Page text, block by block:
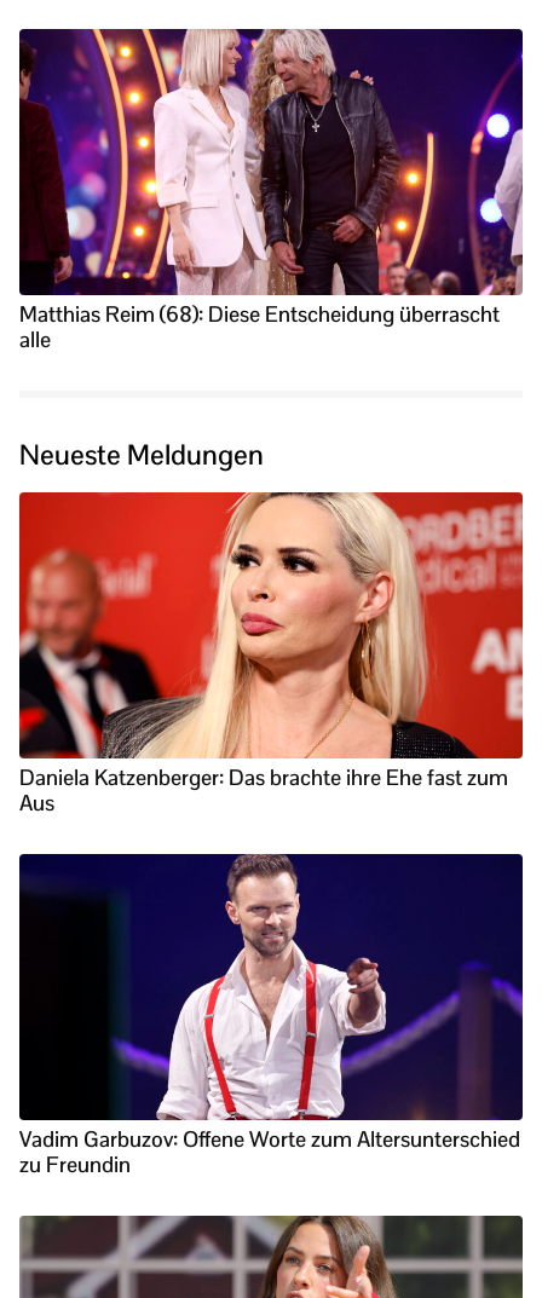
Matthias Reim (68): Diese Entscheidung überrascht
alle
Neueste Meldungen
Daniela Katzenberger: Das brachte ihre Ehe fast zum
Aus
Vadim Garbuzov: Offene Worte zum Altersunterschied
zu Freundin